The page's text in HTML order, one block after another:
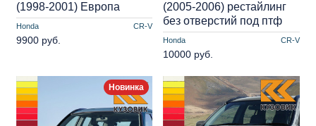
Honda CR-V
(1998-2001) Европа
9900 руб. Honda CR-V
(2005-2006) рестайлинг
без отверстий под птф
10000 руб.
Новинка